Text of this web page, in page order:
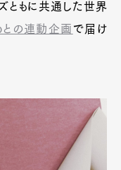
ズともに共通した世界
の連動企画 で届け